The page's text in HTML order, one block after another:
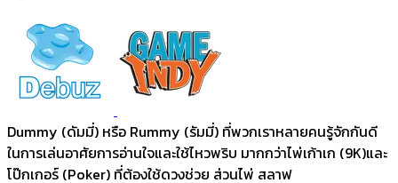
Dummy (ดัมมี่) หรือ Rummy (รัมมี่) ที่พวกเราหลายคนรู้จักกันดี
ในการเล่นอาศัยการอ่านใจและใช้ไหวพริบ มากกว่าไพ่เก้าเก (9K)และ
โป๊กเกอร์ (Poker) ที่ต้องใช้ดวงช่วย ส่วนไพ่ สลาฟ